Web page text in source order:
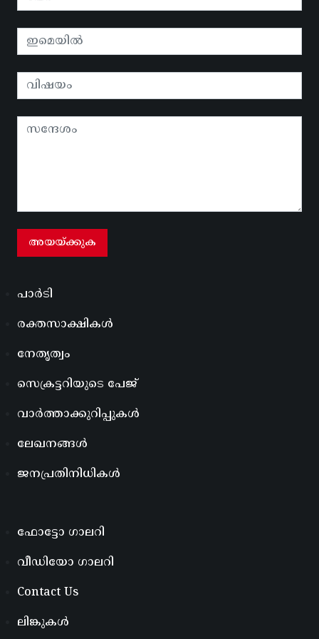
പാർടി
രക്തസാക്ഷികൾ
നേതൃത്വം
സെക്രട്ടറിയുടെ പേജ്
വാർത്താക്കുറിപ്പുകൾ
ലേഖനങ്ങൾ
ജനപ്രതിനിധികൾ
ഫോട്ടോ ഗാലറി
വീഡിയോ ഗാലറി
Contact Us
ലിങ്കുകൾ